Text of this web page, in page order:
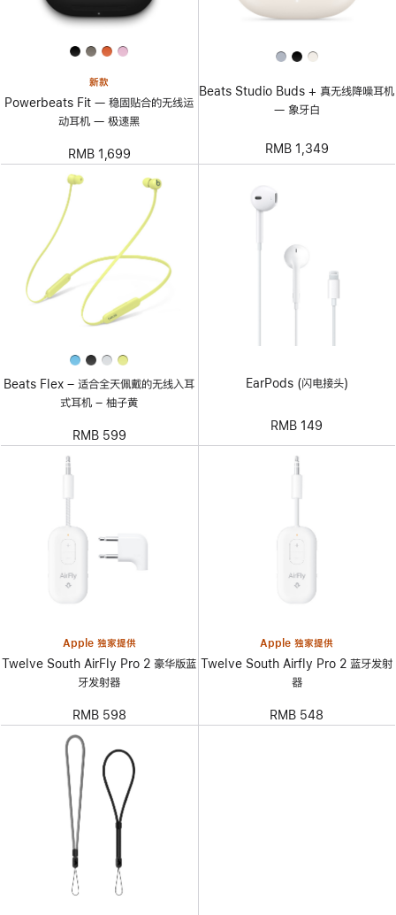
新款
Powerbeats Fit — 稳固贴合的无线运
动耳机 — 极速黑
RMB 1,699
Beats Studio Buds + 真无线降噪耳机
— 象牙白
RMB 1,349
Beats Flex – 适合全天佩戴的无线入耳
式耳机 – 柚子黄
RMB 599
EarPods (闪电接头)
RMB 149
Apple 独家提供
Twelve South AirFly Pro 2 豪华版蓝
牙发射器
RMB 598
Apple 独家提供
Twelve South Airfly Pro 2 蓝牙发射
器
RMB 548